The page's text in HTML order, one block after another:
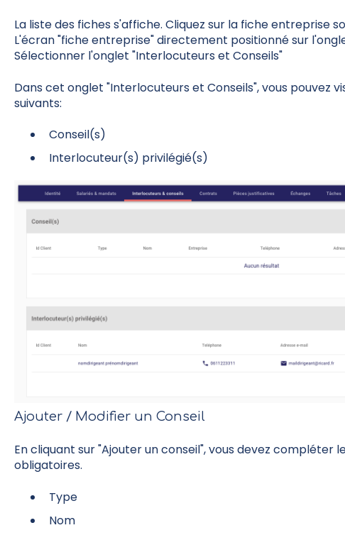
La liste des fiches s'affiche. Cliquez sur la fiche entreprise
L'écran "fiche entreprise" directement positionné sur
Sélectionner l'onglet "Interlocuteurs et Conseils"
Dans cet onglet "Interlocuteurs et Conseils", vous pouvez
suivants:
Conseil(s)
Interlocuteur(s) privilégié(s)
Ajouter / Modifier un Conseil
En cliquant sur "Ajouter un conseil", vous devez compléter
obligatoires.
Type
Nom